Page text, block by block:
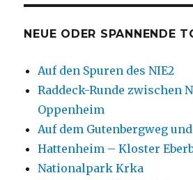
NEUE ODER SPANNENDE
Auf den Spuren des NIE2
Raddeck-Runde zwischen
Oppenheim
Auf dem Gutenbergweg
Hattenheim – Kloster
Nationalpark Krka